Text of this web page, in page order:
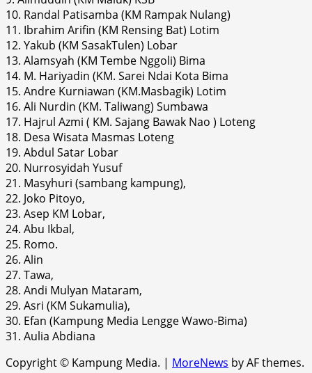
10. Randal Patisamba (KM Rampak Nulang)
11. Ibrahim Arifin (KM Rensing Bat) Lotim
12. Yakub (KM SasakTulen) Lobar
13. Alamsyah (KM Tembe Nggoli) Bima
14. M. Hariyadin (KM. Sarei Ndai Kota Bima
15. Andre Kurniawan (KM.Masbagik) Lotim
16. Ali Nurdin (KM. Taliwang) Sumbawa
17. Hajrul Azmi ( KM. Sajang Bawak Nao ) Loteng
18. Desa Wisata Masmas Loteng
19. Abdul Satar Lobar
20. Nurrosyidah Yusuf
21. Masyhuri (sambang kampung),
22. Joko Pitoyo,
23. Asep KM Lobar,
24. Abu Ikbal,
25. Romo.
26. Alin
27. Tawa,
28. Andi Mulyan Mataram,
29. Asri (KM Sukamulia),
30. Efan (Kampung Media Lengge Wawo-Bima)
31. Aulia Abdiana
Copyright © Kampung Media. | MoreNews by AF themes.